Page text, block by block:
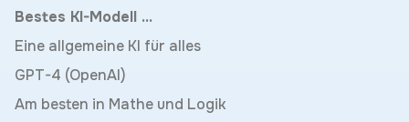
Bestes KI-Modell ...
Eine allgemeine KI für alles
GPT-4 (OpenAI)
Am besten in Mathe und Logik